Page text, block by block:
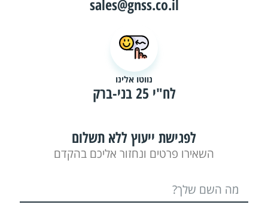
sales@gnss.co.il
נווטו אלינו
לח"י 25 בני-ברק
לפגישת ייעוץ ללא תשלום
השאירו פרטים ונחזור אליכם בהקדם